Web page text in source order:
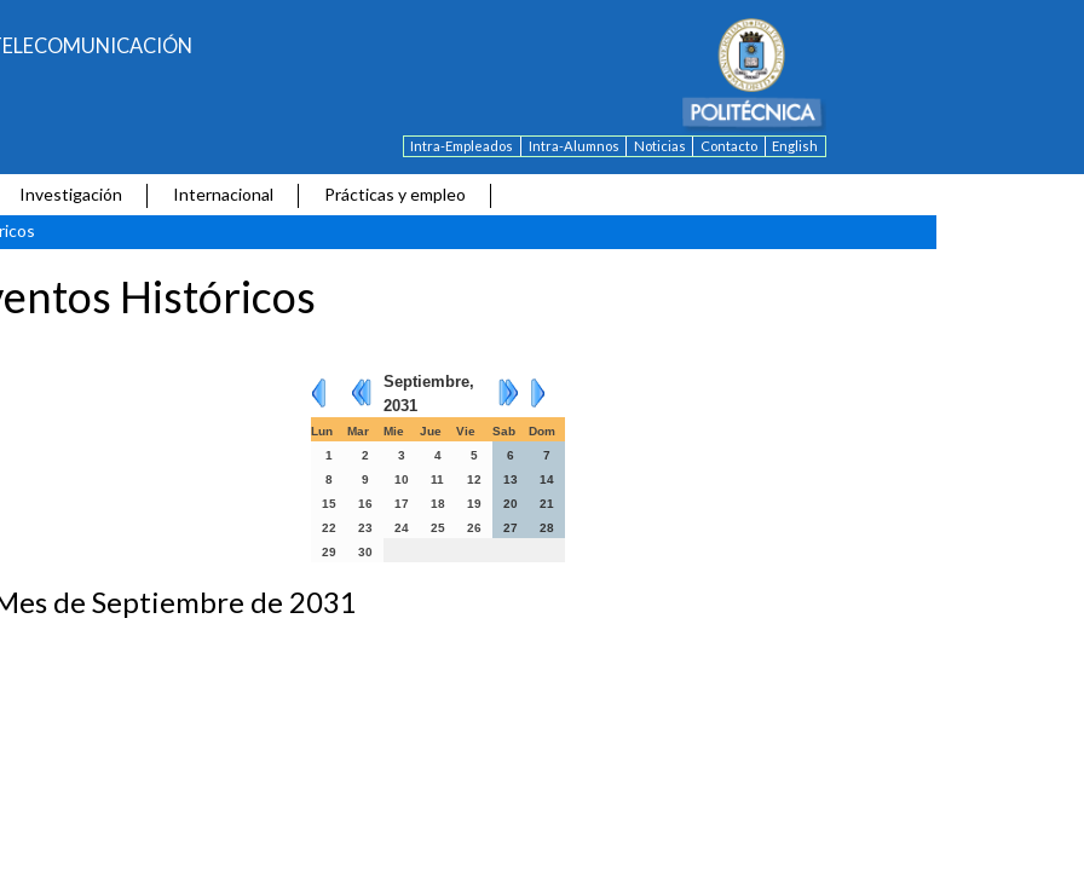
Intra-Empleados Intra-Alumnos Noticias Contacto English
Investigación Internacional
Prácticas y empleo
Históricos
Septiembre,
2031
Lun Mar Mie Jue Vie Sab
Dom
1
2 3 4 5 6
7
8
9 10 11 12 13
14
15
16 17 18 19 20
21
22
23 24 25 26 27
28
29
30
de Septiembre de 2031